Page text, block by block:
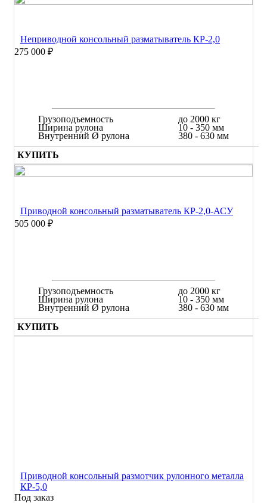
Неприводной консольный разматыватель КР-2,0
275 000 ₽
Грузоподъемность
Ширина рулона
Внутренний Ø рулона
до 2000 кг
10 - 350 мм
380 - 630 мм
КУПИТЬ
Приводной консольный разматыватель КР-2,0-АСУ
505 000 ₽
Грузоподъемность
Ширина рулона
Внутренний Ø рулона
до 2000 кг
10 - 350 мм
380 - 630 мм
КУПИТЬ
Приводной консольный размотчик рулонного металла
КР-5,0
Под заказ